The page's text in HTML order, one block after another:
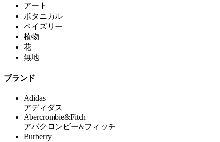
アート
ボタニカル
ペイズリー
植物
花
無地
ブランド
Adidas
アディダス
Abercrombie&Fitch
アバクロンビー&フィッチ
Burberry